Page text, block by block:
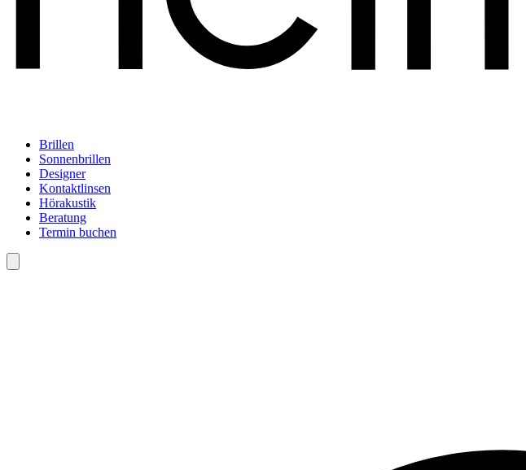
Brillen
Sonnenbrillen
Designer
Kontaktlinsen
Hörakustik
Beratung
Termin buchen